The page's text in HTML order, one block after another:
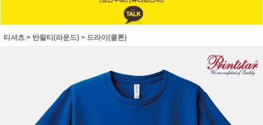
티셔츠 > 반팔티(라운드) > 드라이(쿨론)